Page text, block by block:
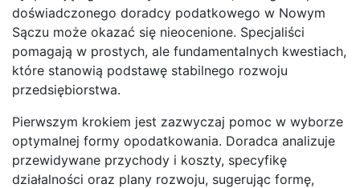
doświadczonego doradcy podatkowego w Nowym
Sączu może okazać się nieocenione. Specjaliści
pomagają w prostych, ale fundamentalnych kwestiach,
które stanowią podstawę stabilnego rozwoju
przedsiębiorstwa.
Pierwszym krokiem jest zazwyczaj pomoc w wyborze
optymalnej formy opodatkowania. Doradca analizuje
przewidywane przychody i koszty, specyfikę
działalności oraz plany rozwoju, sugerując formę,